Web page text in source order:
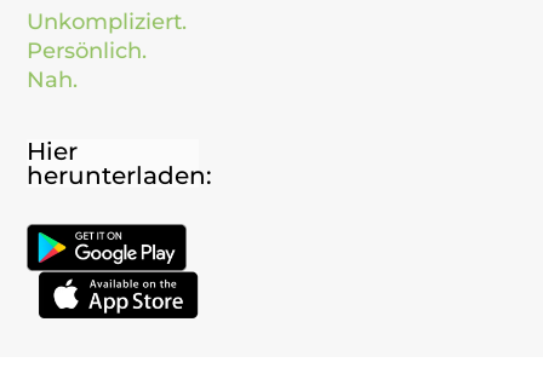
Unkompliziert.
Persönlich.
Nah.
Hier
herunterladen: